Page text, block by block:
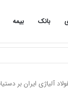
بانک بیمه
آلیاژی ایران بر